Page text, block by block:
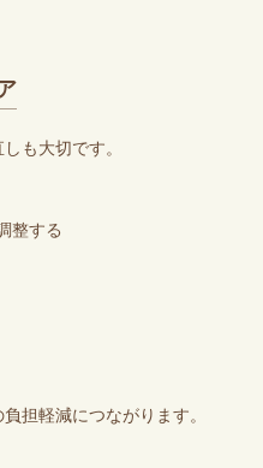
も大切です。
整する
担軽減につながります。